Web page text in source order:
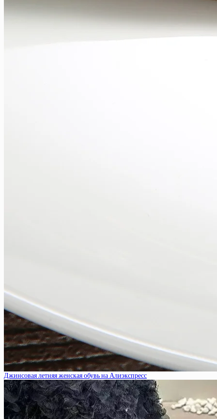
Джинсовая летняя женская обувь на Алиэкспресс